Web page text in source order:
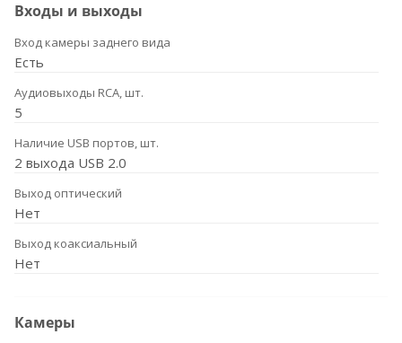
Входы и выходы
Вход камеры заднего вида
Есть
Аудиовыходы RCA, шт.
5
Наличие USB портов, шт.
2 выхода USB 2.0
Выход оптический
Нет
Выход коаксиальный
Нет
Камеры